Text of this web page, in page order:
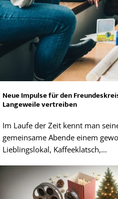
Neue Impulse für den
Langeweile vertreiben
Im Laufe der Zeit kennt man
gemeinsame Abende einem
Lieblingslokal, Kaffeeklatsch,…